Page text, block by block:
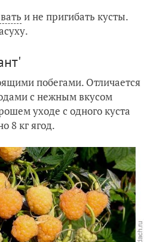
и не пригибать кусты.
побегами. Отличается
с нежным вкусом
уходе с одного куста
8 кг ягод.